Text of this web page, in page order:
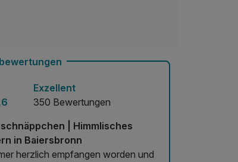
Exzellent
350 Bewertungen
| Himmlisches
in Baiersbronn
herzlich empfangen worden und